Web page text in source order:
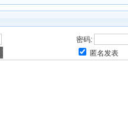
密码:
匿名发表